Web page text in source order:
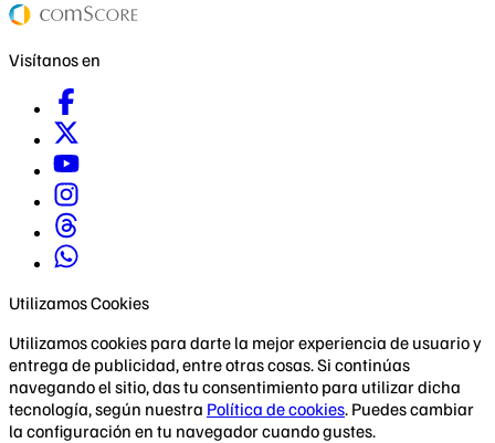
Visítanos en
Utilizamos Cookies
Utilizamos cookies para darte la mejor experiencia de usuario y
entrega de publicidad, entre otras cosas. Si continúas
navegando el sitio, das tu consentimiento para utilizar dicha
tecnología, según nuestra Política de cookies. Puedes cambiar
la configuración en tu navegador cuando gustes.